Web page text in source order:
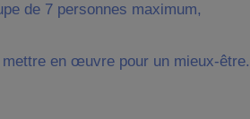
de 7 personnes maximum,
mettre en œuvre pour un mieux-être.